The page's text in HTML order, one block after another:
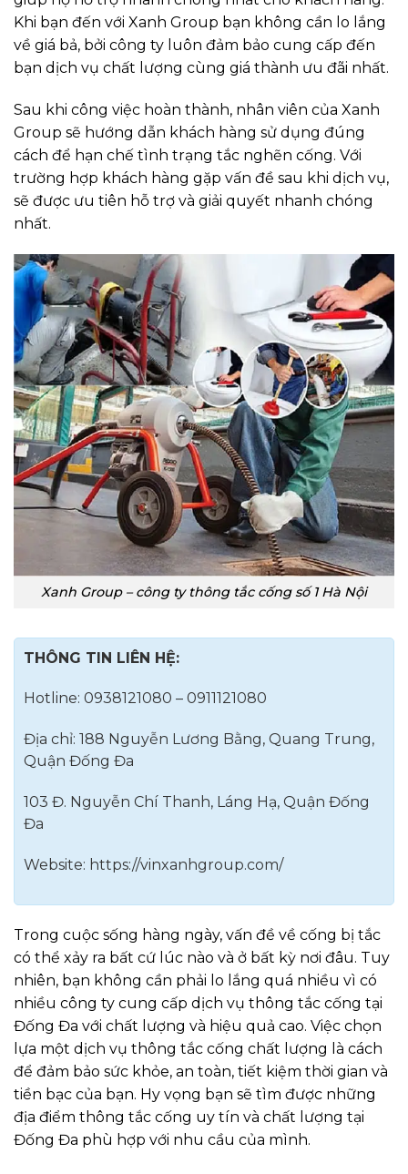
Khi bạn đến với Xanh Group bạn không cần lo lắng
về giá bả, bởi công ty luôn đảm bảo cung cấp đến
bạn dịch vụ chất lượng cùng giá thành ưu đãi nhất.
Sau khi công việc hoàn thành, nhân viên của Xanh
Group sẽ hướng dẫn khách hàng sử dụng đúng
cách để hạn chế tình trạng tắc nghẽn cống. Với
trường hợp khách hàng gặp vấn đề sau khi dịch vụ,
sẽ được ưu tiên hỗ trợ và giải quyết nhanh chóng
nhất.
Xanh Group – công ty thông tắc cống số 1 Hà Nội
THÔNG TIN LIÊN HỆ:
Hotline: 0938121080 – 0911121080
Địa chỉ: 188 Nguyễn Lương Bằng, Quang Trung,
Quận Đống Đa
103 Đ. Nguyễn Chí Thanh, Láng Hạ, Quận Đống
Đa
Website: https://vinxanhgroup.com/
Trong cuộc sống hàng ngày, vấn đề về cống bị tắc
có thể xảy ra bất cứ lúc nào và ở bất kỳ nơi đâu. Tuy
nhiên, bạn không cần phải lo lắng quá nhiều vì có
nhiều công ty cung cấp dịch vụ thông tắc cống tại
Đống Đa với chất lượng và hiệu quả cao. Việc chọn
lựa một dịch vụ thông tắc cống chất lượng là cách
để đảm bảo sức khỏe, an toàn, tiết kiệm thời gian và
tiền bạc của bạn. Hy vọng bạn sẽ tìm được những
địa điểm thông tắc cống uy tín và chất lượng tại
Đống Đa phù hợp với nhu cầu của mình.